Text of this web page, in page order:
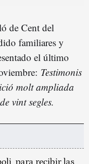
de Cent del
familiares y
el último
Testimonis
molt ampliada
vint segles.
para recibir las